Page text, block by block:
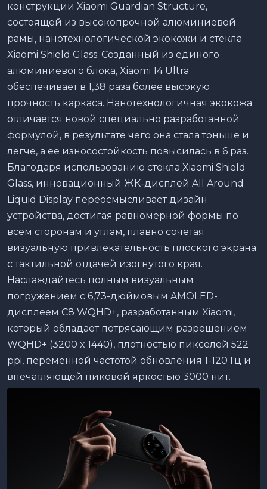
конструкции Xiaomi Guardian Structure,
состоящей из высокопрочной алюминиевой
рамы, нанотехнологической экокожи и стекла
Xiaomi Shield Glass. Созданный из единого
алюминиевого блока, Xiaomi 14 Ultra
обеспечивает в 1,38 раза более высокую
прочность каркаса. Нанотехнологичная экокожа
отличается новой специально разработанной
формулой, в результате чего она стала тоньше и
легче, а ее износостойкость повысилась в 6 раз.
Благодаря использованию стекла Xiaomi Shield
Glass, инновационный ЖК-дисплей All Around
Liquid Display переосмысливает дизайн
устройства, достигая равномерной формы по
всем сторонам и углам, плавно сочетая
визуальную привлекательность плоского экрана
с тактильной отдачей изогнутого края.
Наслаждайтесь полным визуальным
погружением с 6,73-дюймовым AMOLED-
дисплеем C8 WQHD+, разработанным Xiaomi,
который обладает потрясающим разрешением
WQHD+ (3200 x 1440), плотностью пикселей 522
ppi, переменной частотой обновления 1-120 Гц и
впечатляющей пиковой яркостью 3000 нит.